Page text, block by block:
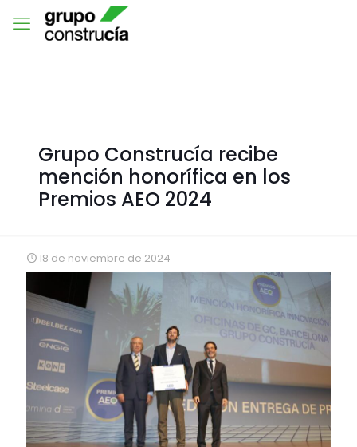
Grupo Construcía recibe
mención honorífica en los
Premios AEO 2024
18 de noviembre de 2024